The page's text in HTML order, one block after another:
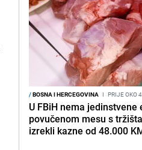
/BOSNA I HERCEGOVINA I PRIJE OKO
U FBiH nema jedinstvene
povučenom mesu s
izrekli kazne od 48.000